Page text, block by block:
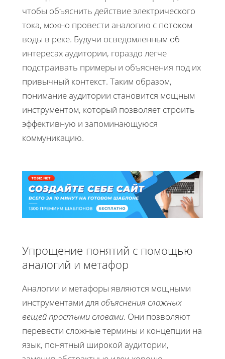
чтобы объяснить действие электрического
тока, можно провести аналогию с потоком
воды в реке. Будучи осведомленным об
интересах аудитории, гораздо легче
подстраивать примеры и объяснения под их
привычный контекст. Таким образом,
понимание аудитории становится мощным
инструментом, который позволяет строить
эффективную и запоминающуюся
коммуникацию.
Упрощение понятий с помощью
аналогий и метафор
Аналогии и метафоры являются мощными
инструментами для объяснения сложных
вещей простыми словами. Они позволяют
перевести сложные термины и концепции на
язык, понятный широкой аудитории,